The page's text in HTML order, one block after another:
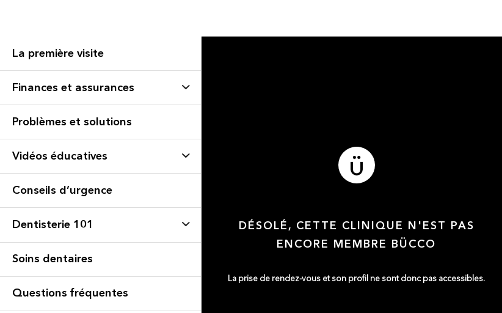
La première visite
Finances et assurances
Problèmes et solutions
Vidéos éducatives
Conseils d’urgence
Dentisterie 101
Soins dentaires
Questions fréquentes
DÉSOLÉ, CETTE CLINIQUE N'EST PAS
ENCORE MEMBRE BÜCCO
La prise de rendez-vous et son profil ne sont donc pas accessibles.